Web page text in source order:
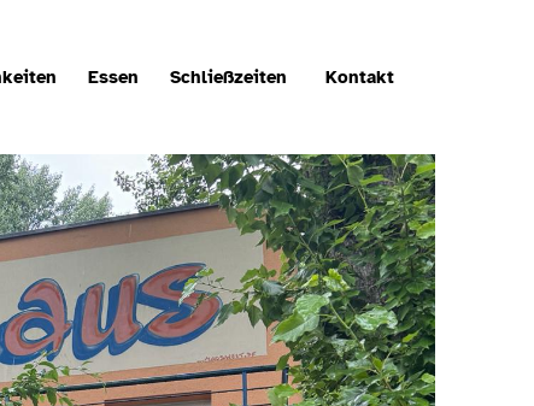
Essen Schließzeiten Kontakt